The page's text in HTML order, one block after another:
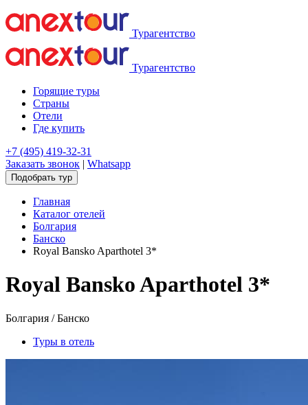
Турагентство
Турагентство
Горящие туры
Страны
Отели
Где купить
+7 (495) 419-32-31
Заказать звонок | Whatsapp
Подобрать тур
Главная
Каталог отелей
Болгария
Банско
Royal Bansko Aparthotel 3*
Royal Bansko Aparthotel 3*
Болгария / Банско
Туры в отель